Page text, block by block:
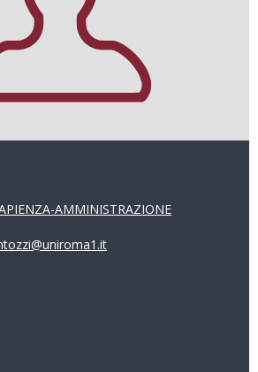
AMMINISTRAZIONE